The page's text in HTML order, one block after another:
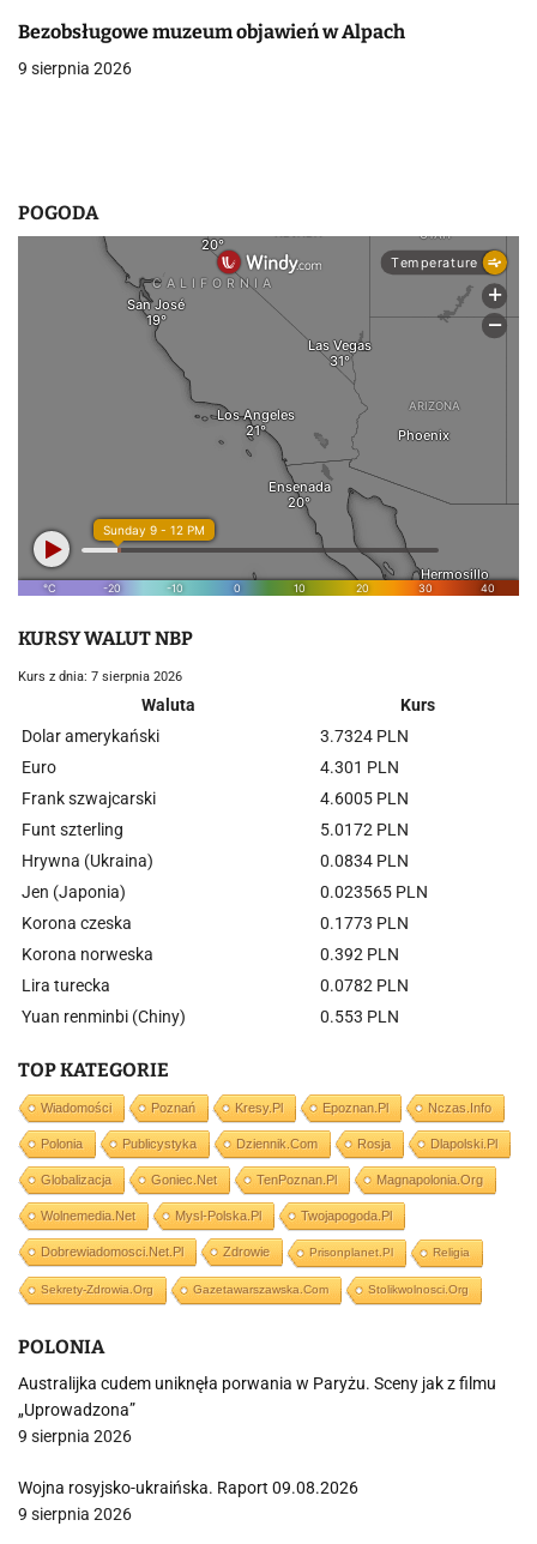
i
Bezobsługowe muzeum objawień w Alpach
9 sierpnia 2026
POGODA
KURSY WALUT NBP
Kurs z dnia: 7 sierpnia 2026
Waluta
Kurs
Dolar amerykański
3.7324 PLN
Euro
4.301 PLN
Frank szwajcarski
4.6005 PLN
Funt szterling
5.0172 PLN
Hrywna (Ukraina)
0.0834 PLN
Jen (Japonia)
0.023565 PLN
Korona czeska
0.1773 PLN
Korona norweska
0.392 PLN
Lira turecka
0.0782 PLN
Yuan renminbi (Chiny)
0.553 PLN
TOP KATEGORIE
Wiadomości Poznań Kresy.pl Epoznan.pl Nczas.info
Polonia Publicystyka Dziennik.com Rosja Dlapolski.pl
Globalizacja Goniec.net TenPoznan.pl Magnapolonia.org
Wolnemedia.net Mysl-Polska.pl Twojapogoda.pl
Dobrewiadomosci.net.pl Zdrowie Prisonplanet.pl Religia
Sekrety-Zdrowia.org Gazetawarszawska.com Stolikwolnosci.org
POLONIA
Australijka cudem uniknęła porwania w Paryżu. Sceny jak z filmu
„Uprowadzona”
9 sierpnia 2026
Wojna rosyjsko-ukraińska. Raport 09.08.2026
9 sierpnia 2026